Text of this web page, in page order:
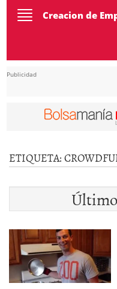
ToggleCreacion de
Publicidad
ETIQUETA: